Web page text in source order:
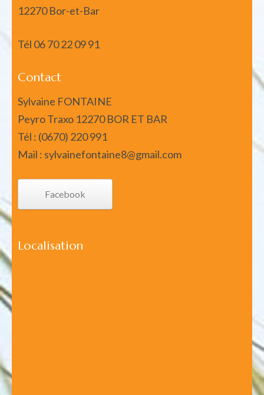
12270 Bor-et-Bar
Tél 06 70 22 09 91
Contact
Sylvaine FONTAINE
Peyro Traxo 12270 BOR ET BAR
Tél : (0670) 220 991
Mail : sylvainefontaine8@gmail.com
Facebook
Localisation